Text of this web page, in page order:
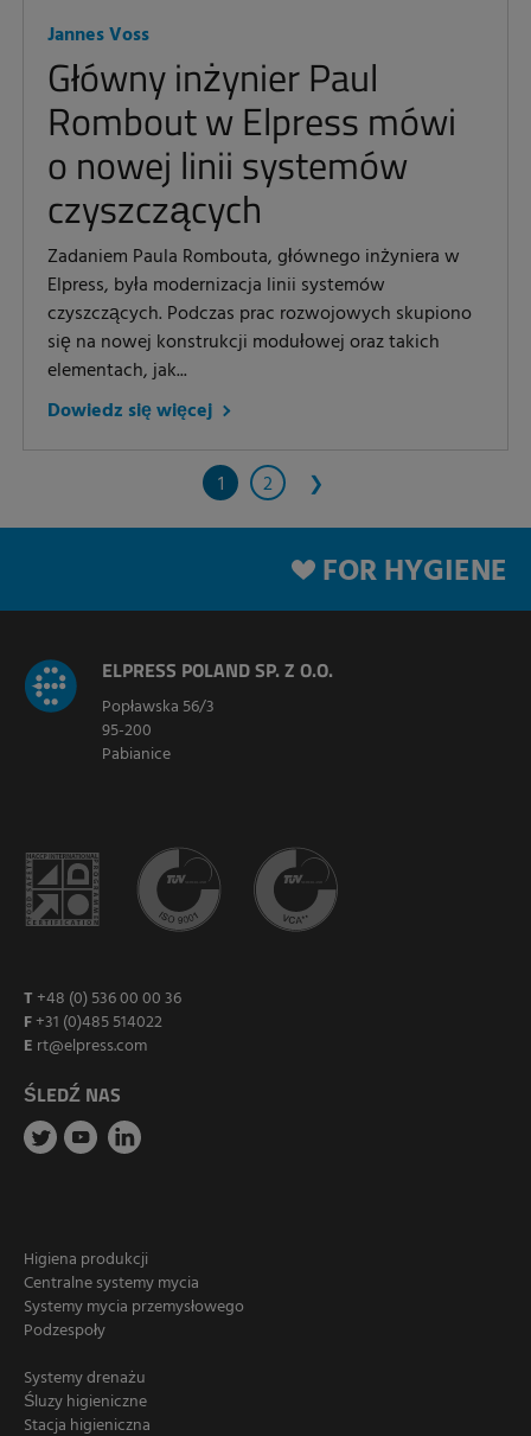
Jannes Voss
Główny inżynier Paul
Rombout w Elpress mówi
o nowej linii systemów
czyszczących
Zadaniem Paula Rombouta, głównego inżyniera w
Elpress, była modernizacja linii systemów
czyszczących. Podczas prac rozwojowych skupiono
się na nowej konstrukcji modułowej oraz takich
elementach, jak...
Dowiedz się więcej
1 2 ❯
FOR HYGIENE
ELPRESS POLAND SP. Z O.O.
Popławska 56/3
95-200
Pabianice
T +48 (0) 536 00 00 36
F+31 (0)485 514022
E rt@elpress.com
ŚLEDŹ NAS
Higiena produkcji
Centralne systemy mycia
Systemy mycia przemysłowego
Podzespoły
Systemy drenażu
Śluzy higieniczne
Stacja higieniczna